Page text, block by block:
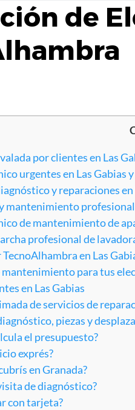
de
por clientes en Las
urgentes en Las Gabias
y reparaciones en
mantenimiento profesional
de mantenimiento de
profesional de
en Las
mantenimiento para tus
en Las Gabias
de servicios de
piezas y
el presupuesto?
exprés?
en Granada?
de diagnóstico?
con tarjeta?